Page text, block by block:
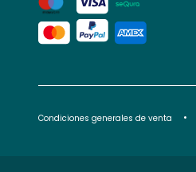
Condiciones generales de venta